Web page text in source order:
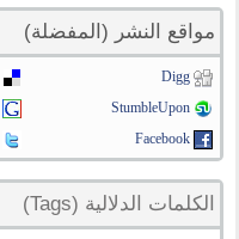
مواقع النشر (المفضلة)
Digg
StumbleUpon
Facebook
الكلمات الدلالية (Tags)